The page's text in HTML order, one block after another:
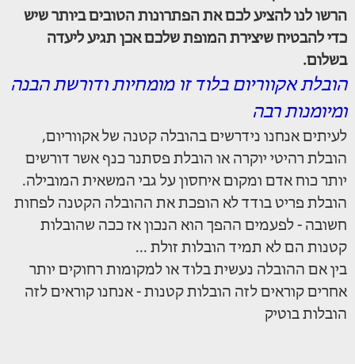
הרשו לנו להציע לכם את הפתרונות הטובים ביותר שיש
כדי להבטיח שיצירת המופת שלכם אכן תגיע ליעדה
בשלום.
הובלת אקווריום בלוד זו מומחיות ודורשת הבנה
ומיומנות רבה
לעיתים אנחנו נידרשים בהובלה קטנה של אקווריום,
הובלת רהיטי יוקרה או הובלת פסתנר כנף אשר דורשים
יותר כוח אדם ומקום איחסון על גבי המשאית המובילה.
הובלת פריט בודד לא הופכת את ההובלה הקטנה לפחות
חשובה - לפעמים ההפך הוא הנכון אז ככה שהובלות
קטנות הם לא תמיד הובלות זולת ...
בין אם ההובלה נעשית בלוד או למקומות רחוקים יותר
אחרים קוראים לזה הובלות קטנות - אנחנו קוראים לזה
הובלות בוטיק